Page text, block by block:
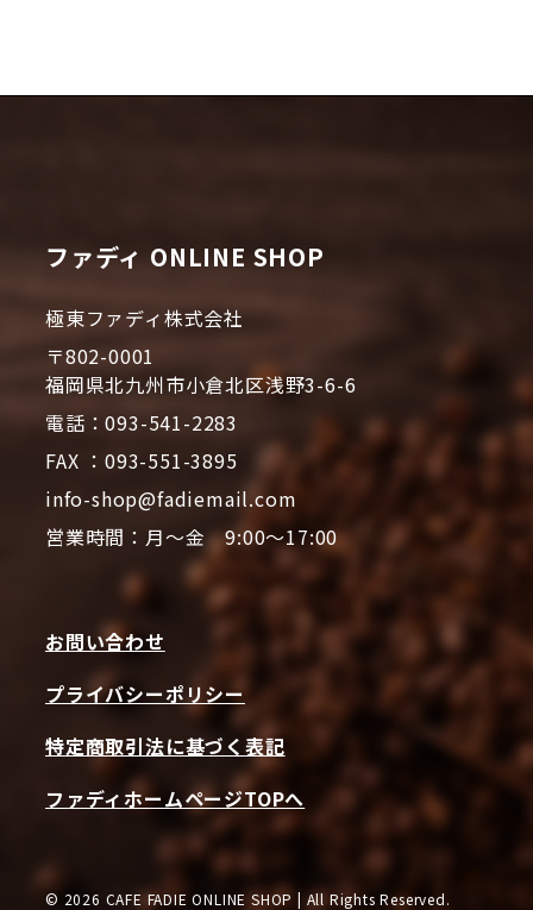
ファディ ONLINE SHOP
極東ファディ株式会社
〒802-0001
福岡県北九州市小倉北区浅野3-6-6
電話：093-541-2283
FAX ：093-551-3895
info-shop@fadiemail.com
営業時間：月～金 9:00～17:00
お問い合わせ
プライバシーポリシー
特定商取引法に基づく表記
ファディホームページTOPへ
© 2026 CAFE FADIE ONLINE SHOP | All Rights Reserved.